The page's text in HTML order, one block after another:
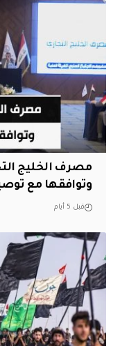
مصرف الخليج
وتوافقها مع
قبل 5 أيام